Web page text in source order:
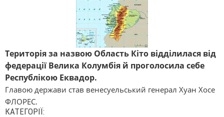
Територія за назвою Область Кіто відділилася від
федерації Велика Колумбія й проголосила себе
Республікою Еквадор.
Главою держави став венесуельський генерал Хуан Хосе
ФЛОРЕС.
КАТЕГОРІЇ: